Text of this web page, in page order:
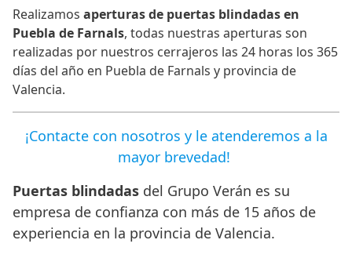
Realizamos aperturas de puertas blindadas en
Puebla de Farnals, todas nuestras aperturas son
realizadas por nuestros cerrajeros las 24 horas los 365
días del año en Puebla de Farnals y provincia de
Valencia.
¡Contacte con nosotros y le atenderemos a la
mayor brevedad!
Puertas blindadas del Grupo Verán es su
empresa de confianza con más de 15 años de
experiencia en la provincia de Valencia.